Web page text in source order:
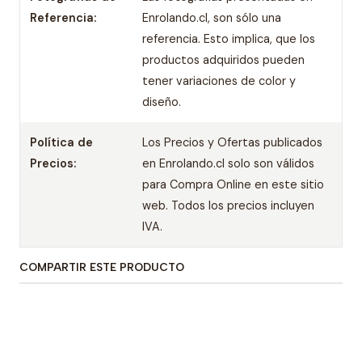
Referencia:
Enrolando.cl, son sólo una
referencia. Esto implica, que los
productos adquiridos pueden
tener variaciones de color y
diseño.
Política de
Precios:
Los Precios y Ofertas publicados
en Enrolando.cl solo son válidos
para Compra Online en este sitio
web. Todos los precios incluyen
IVA.
COMPARTIR ESTE PRODUCTO